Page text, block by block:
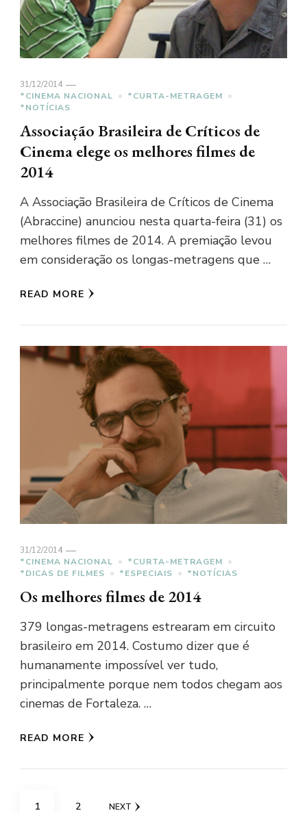
31/12/2014
*CINEMA NACIONAL
*CURTA-METRAGEM
*NOTÍCIAS
Associação Brasileira de Críticos de
Cinema elege os melhores filmes de
2014
A Associação Brasileira de Críticos de Cinema
(Abraccine) anunciou nesta quarta-feira (31) os
melhores filmes de 2014. A premiação levou
em consideração os longas-metragens que …
READ MORE
31/12/2014
*CINEMA NACIONAL
*CURTA-METRAGEM
*DICAS DE FILMES
*ESPECIAIS *NOTÍCIAS
Os melhores filmes de 2014
379 longas-metragens estrearam em circuito
brasileiro em 2014. Costumo dizer que é
humanamente impossível ver tudo,
principalmente porque nem todos chegam aos
cinemas de Fortaleza. …
READ MORE
Paginação
PAGE
1 PAGE
2 NEXT